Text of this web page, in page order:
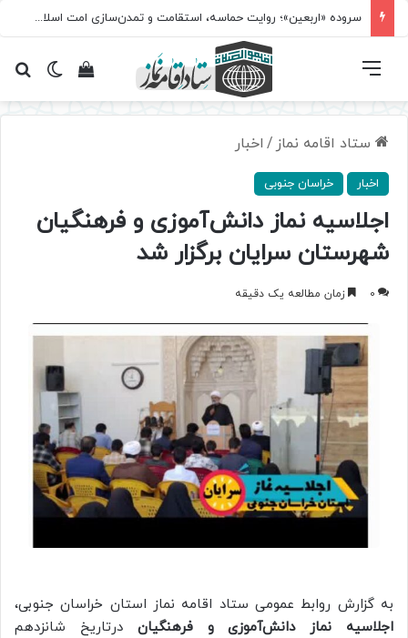
سروده‌ «اربعین»؛ روایت حماسه، استقامت و تمدن‌سازی امت اسلامی
تغییرمشاهده فهرست
ستاد اقامه نماز / اخبار
اخبار خراسان جنوبی
اجلاسیه نماز دانش‌آموزی و فرهنگیان
شهرستان سرایان برگزار شد
0 زمان مطالعه یک دقیقه
به گزارش روابط عمومی ستاد اقامه نماز استان خراسان جنوبی،
اجلاسیه نماز دانش‌آموزی و فرهنگیان درتاریخ شانزدهم